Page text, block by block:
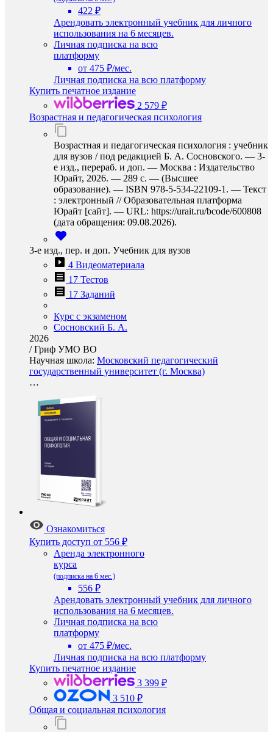
422 ₽
Арендовать электронный учебник для личного
использования на 6 месяцев.
Личная подписка на всю
платформу
от 475 ₽/мес.
Личная подписка на всю платформу
Купить печатное издание
2 579 ₽
Возрастная и педагогическая психология
Возрастная и педагогическая психология : учебник
для вузов / под редакцией Б. А. Сосновского. — 3-
е изд., перераб. и доп. — Москва : Издательство
Юрайт, 2026. — 289 с. — (Высшее
образование). — ISBN 978-5-534-22109-1. — Текст
: электронный // Образовательная платформа
Юрайт [сайт]. — URL: https://urait.ru/bcode/600808
(дата обращения: 09.08.2026).
3-е изд., пер. и доп. Учебник для вузов
4 Видеоматериала
17 Тестов
17 Заданий
Курс с экзаменом
Сосновский Б. А.
2026
/Гриф УМО ВО
Научная школа: Московский педагогический
государственный университет (г. Москва)
…
Ознакомиться
Купить доступ от 556 ₽
Аренда электронного
курса
(подписка на 6 мес.)
556 ₽
Арендовать электронный учебник для личного
использования на 6 месяцев.
Личная подписка на всю
платформу
от 475 ₽/мес.
Личная подписка на всю платформу
Купить печатное издание
3 399 ₽
3 510 ₽
Общая и социальная психология